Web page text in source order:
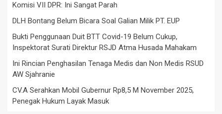
Komisi VII DPR: Ini Sangat Parah
DLH Bontang Belum Bicara Soal Galian Milik PT. EUP
Bukti Penggunaan Duit BTT Covid-19 Belum Cukup,
Inspektorat Surati Direktur RSJD Atma Husada Mahakam
Ini Rincian Penghasilan Tenaga Medis dan Non Medis RSUD
AW Sjahranie
CV.A Serahkan Mobil Gubernur Rp8,5 M November 2025,
Penegak Hukum Layak Masuk